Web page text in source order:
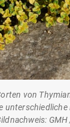
von